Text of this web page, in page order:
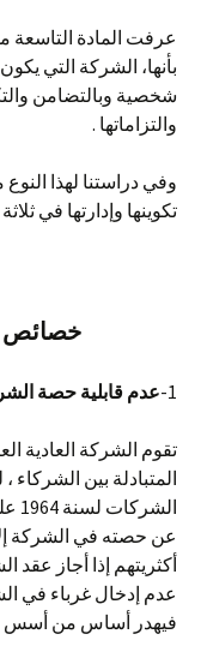
عرفت المادة التاسعة
بأنها، الشركة التي
شخصية وبالتضامن
والتزاماتها .
وفي دراستنا لهذا
تكوينها وإدارتها في
خصائص
1- عدم قابلية حصة
تقوم الشركة العادية
المتبادلة بين الشركاء ،
عن حصته في الشركة
أكثريتهم إذا أجاز
عدم إدخال غرباء في
فيهدر أساس من أسس